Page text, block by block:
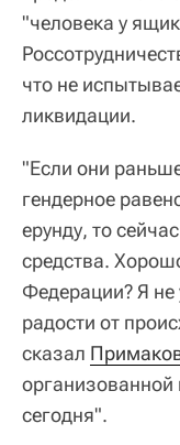
"человека у
что не
ликвидации.
"Если они
гендерное
ерунду, то
средства.
Федерации? Я не
радости от
сказал
организованной
сегодня".